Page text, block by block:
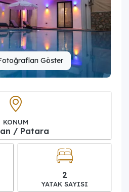
Göster
KONUM
/ Patara
2
YATAK SAYISI